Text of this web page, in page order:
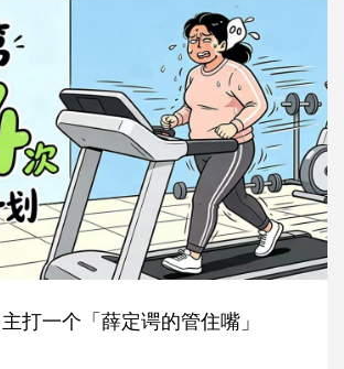
打一个「薛定谔的管住嘴」